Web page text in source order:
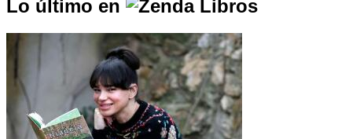
Lo último en